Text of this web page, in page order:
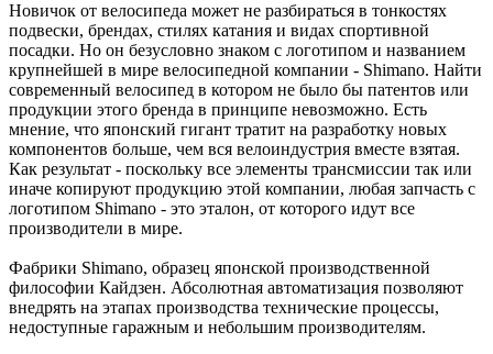
Новичок от велосипеда может не разбираться в тонкостях
подвески, брендах, стилях катания и видах спортивной
посадки. Но он безусловно знаком с логотипом и названием
крупнейшей в мире велосипедной компании - Shimano. Найти
современный велосипед в котором не было бы патентов или
продукции этого бренда в принципе невозможно. Есть
мнение, что японский гигант тратит на разработку новых
компонентов больше, чем вся велоиндустрия вместе взятая.
Как результат - поскольку все элементы трансмиссии так или
иначе копируют продукцию этой компании, любая запчасть с
логотипом Shimano - это эталон, от которого идут все
производители в мире.
Фабрики Shimano, образец японской производственной
философии Кайдзен. Абсолютная автоматизация позволяют
внедрять на этапах производства технические процессы,
недоступные гаражным и небольшим производителям.